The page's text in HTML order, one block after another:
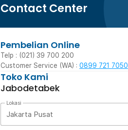
Contact Center
Pembelian Online
Telp : (021) 39 700 200
Customer Service (WA) : 0899 721 7050
Toko Kami
Jabodetabek
Lokasi
Jakarta Pusat